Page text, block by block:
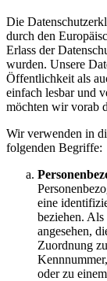
Die
durch den
Erlass der
wurden. Unsere
Öffentlichkeit als
einfach lesbar und
möchten wir vorab
Wir verwenden in
folgenden Begriffe:
eine
beziehen.
angesehen,
Zuordnung
oder zu